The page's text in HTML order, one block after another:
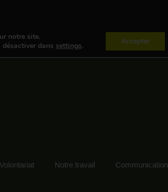
Volontariat Notre travail Communication
notre site.
dans settings. Accepter